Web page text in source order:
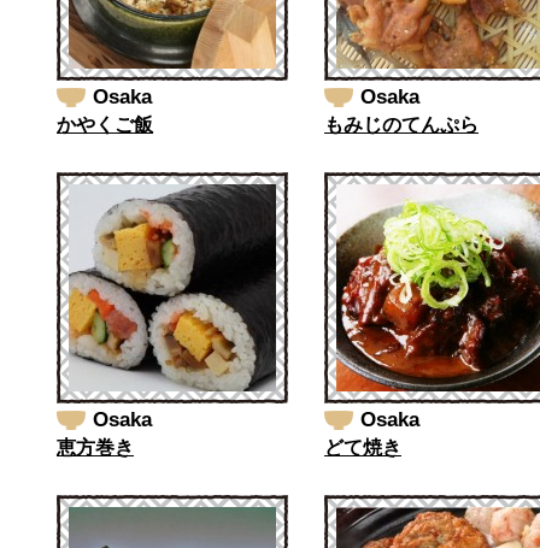
Osaka
かやくご飯
Osaka
もみじのてんぷら
Osaka
恵方巻き
Osaka
どて焼き